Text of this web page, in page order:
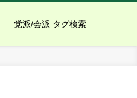
党派/会派 タグ検索